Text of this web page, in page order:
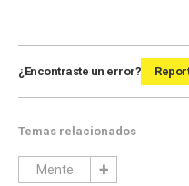
¿Encontraste un error?
Temas relacionados
Mente